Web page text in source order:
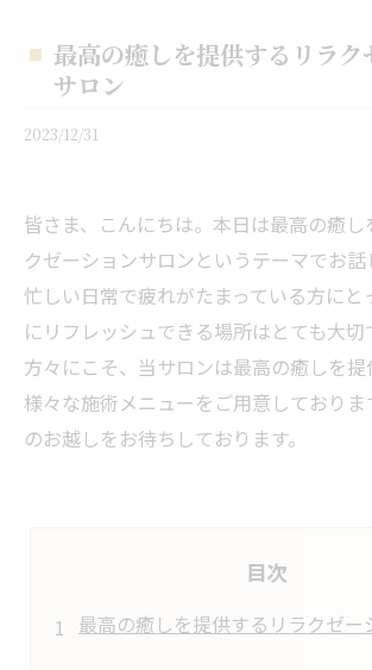
最高の癒しを提供するリラク
サロン
2023/12/31
皆さま、こんにちは。本日は最高の癒し
クゼーションサロンというテーマでお話
忙しい日常で疲れがたまっている方にと
にリフレッシュできる場所はとても大切
方々にこそ、当サロンは最高の癒しを提
様々な施術メニューをご用意しておりま
のお越しをお待ちしております。
目次
最高の癒しを提供するリラクゼー